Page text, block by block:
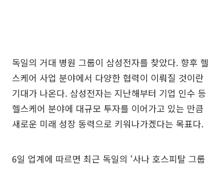
독일의 거대 병원 그룹이 삼성전자를 찾았다. 향후 헬
스케어 사업 분야에서 다양한 협력이 이뤄질 것이란
기대가 나온다. 삼성전자는 지난해부터 기업 인수 등
헬스케어 분야에 대규모 투자를 이어가고 있는 만큼
새로운 미래 성장 동력으로 키워나가겠다는 목표다.
6일 업계에 따르면 최근 독일의 ‘사나 호스피탈 그룹